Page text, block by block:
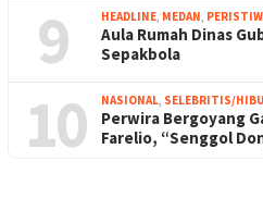
9 HEADLINE, MEDAN,
Aula Rumah Dinas
Sepakbola
10 NASIONAL, SELEBRITIS/
Perwira Bergoyang
Farelio, “Senggol